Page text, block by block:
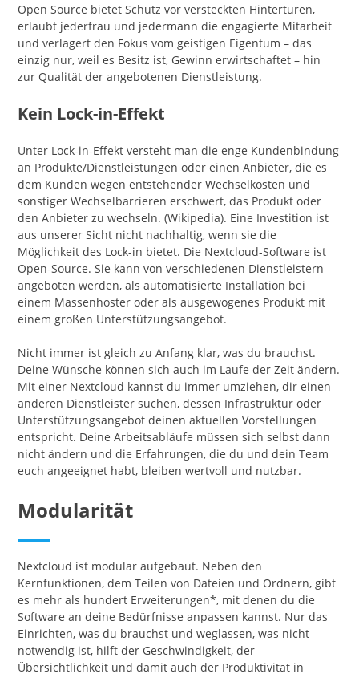
Open Source bietet Schutz vor versteckten Hintertüren,
erlaubt jederfrau und jedermann die engagierte Mitarbeit
und verlagert den Fokus vom geistigen Eigentum – das
einzig nur, weil es Besitz ist, Gewinn erwirtschaftet – hin
zur Qualität der angebotenen Dienstleistung.
Kein Lock-in-Effekt
Unter Lock-in-Effekt versteht man die enge Kundenbindung
an Produkte/Dienstleistungen oder einen Anbieter, die es
dem Kunden wegen entstehender Wechselkosten und
sonstiger Wechselbarrieren erschwert, das Produkt oder
den Anbieter zu wechseln. (Wikipedia). Eine Investition ist
aus unserer Sicht nicht nachhaltig, wenn sie die
Möglichkeit des Lock-in bietet. Die Nextcloud-Software ist
Open-Source. Sie kann von verschiedenen Dienstleistern
angeboten werden, als automatisierte Installation bei
einem Massenhoster oder als ausgewogenes Produkt mit
einem großen Unterstützungsangebot.
Nicht immer ist gleich zu Anfang klar, was du brauchst.
Deine Wünsche können sich auch im Laufe der Zeit ändern.
Mit einer Nextcloud kannst du immer umziehen, dir einen
anderen Dienstleister suchen, dessen Infrastruktur oder
Unterstützungsangebot deinen aktuellen Vorstellungen
entspricht. Deine Arbeitsabläufe müssen sich selbst dann
nicht ändern und die Erfahrungen, die du und dein Team
euch angeeignet habt, bleiben wertvoll und nutzbar.
Modularität
Nextcloud ist modular aufgebaut. Neben den
Kernfunktionen, dem Teilen von Dateien und Ordnern, gibt
es mehr als hundert Erweiterungen*, mit denen du die
Software an deine Bedürfnisse anpassen kannst. Nur das
Einrichten, was du brauchst und weglassen, was nicht
notwendig ist, hilft der Geschwindigkeit, der
Übersichtlichkeit und damit auch der Produktivität in